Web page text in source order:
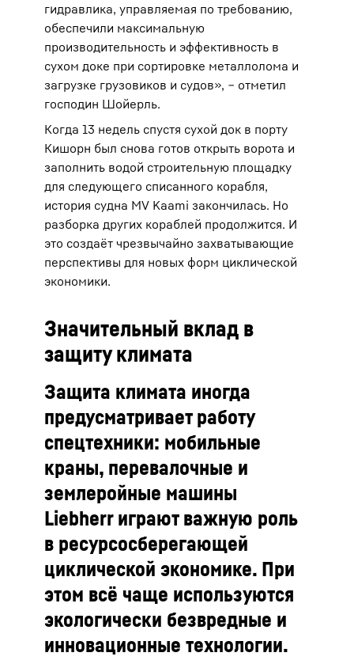
гидравлика, управляемая по требованию,
обеспечили максимальную
производительность и эффективность в
сухом доке при сортировке металлолома и
загрузке грузовиков и судов», ‒ отметил
господин Шойерль.
Когда 13 недель спустя сухой док в порту
Кишорн был снова готов открыть ворота и
заполнить водой строительную площадку
для следующего списанного корабля,
история судна MV Kaami закончилась. Но
разборка других кораблей продолжится. И
это создаёт чрезвычайно захватывающие
перспективы для новых форм циклической
экономики.
Значительный вклад в
защиту климата
Защита климата иногда
предусматривает работу
спецтехники: мобильные
краны, перевалочные и
землеройные машины
Liebherr играют важную роль
в ресурсосберегающей
циклической экономике. При
этом всё чаще используются
экологически безвредные и
инновационные технологии.